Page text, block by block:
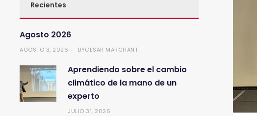
Recientes
Agosto 2026
AGOSTO 3, 2026 BYCESAR MARCHANT
Aprendiendo sobre el cambio
climático de la mano de un
experto
JULIO 31, 2026